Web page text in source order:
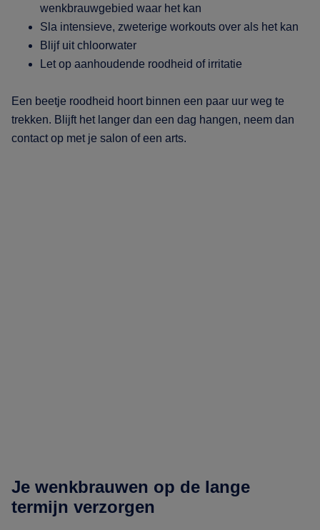
wenkbrauwgebied waar het kan
Sla intensieve, zweterige workouts over als het kan
Blijf uit chloorwater
Let op aanhoudende roodheid of irritatie
Een beetje roodheid hoort binnen een paar uur weg te
trekken. Blijft het langer dan een dag hangen, neem dan
contact op met je salon of een arts.
Je wenkbrauwen op de lange
termijn verzorgen